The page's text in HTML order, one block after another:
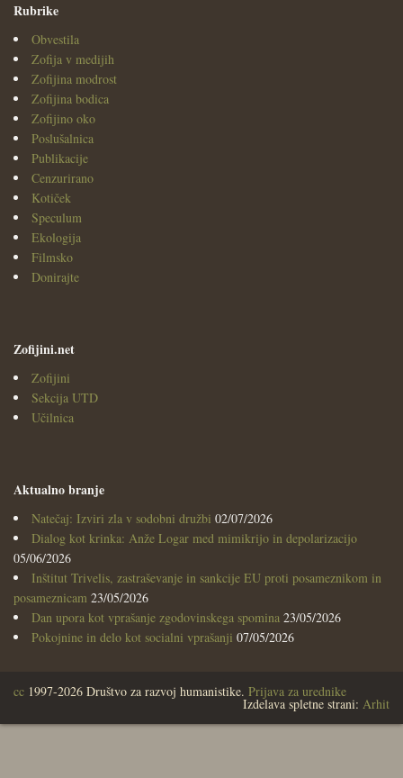
Rubrike
Obvestila
Zofija v medijih
Zofijina modrost
Zofijina bodica
Zofijino oko
Poslušalnica
Publikacije
Cenzurirano
Kotiček
Speculum
Ekologija
Filmsko
Donirajte
Zofijini.net
Zofijini
Sekcija UTD
Učilnica
Aktualno branje
Natečaj: Izviri zla v sodobni družbi 02/07/2026
Dialog kot krinka: Anže Logar med mimikrijo in depolarizacijo
05/06/2026
Inštitut Trivelis, zastraševanje in sankcije EU proti posameznikom in
posameznicam 23/05/2026
Dan upora kot vprašanje zgodovinskega spomina 23/05/2026
Pokojnine in delo kot socialni vprašanji 07/05/2026
cc 1997-2026 Društvo za razvoj humanistike. Prijava za urednike
Izdelava spletne strani: Arhit